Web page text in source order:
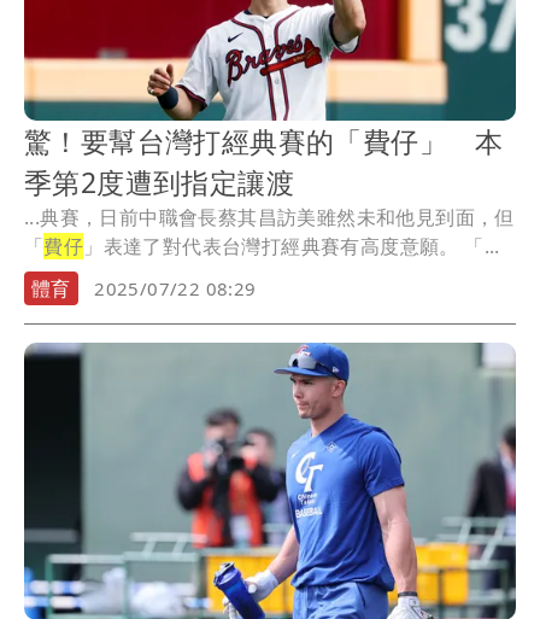
驚！要幫台灣打經典賽的「費仔」 本
季第2度遭到指定讓渡
...典賽，日前中職會長蔡其昌訪美雖然未和他見到面，但
「費仔
」表達了對代表台灣打經典賽有高度意願。 「...
體育
2025/07/22 08:29